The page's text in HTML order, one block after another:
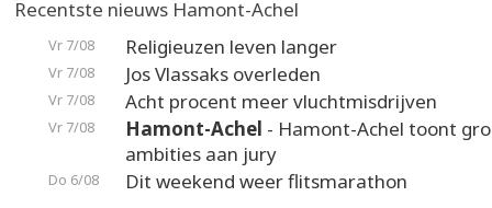
Recentste nieuws Hamont-Achel
Vr 7/08 Religieuzen leven langer
Vr 7/08 Jos Vlassaks overleden
Vr 7/08 Acht procent meer vluchtmisdrijven
Vr 7/08 Hamont-Achel - Hamont-Achel toont
ambities aan jury
Do 6/08 Dit weekend weer flitsmarathon